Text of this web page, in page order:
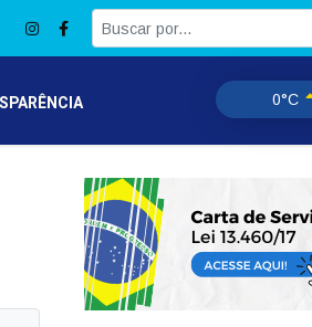
0°C